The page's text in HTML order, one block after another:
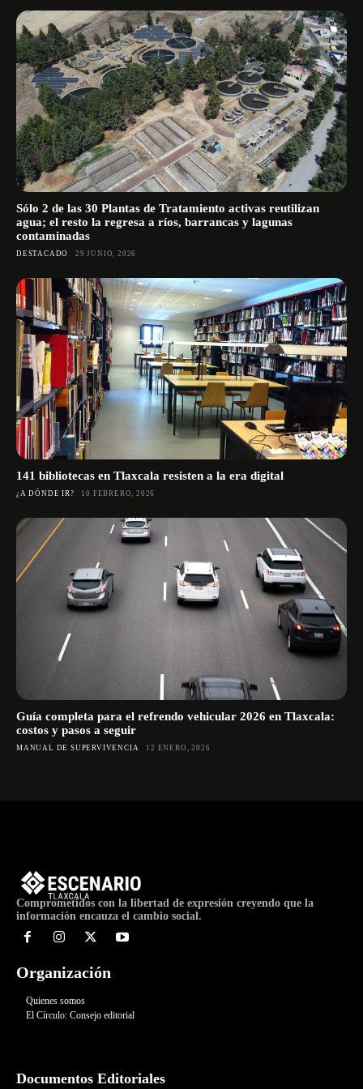
Sólo 2 de las 30 Plantas de Tratamiento activas reutilizan
agua; el resto la regresa a ríos, barrancas y lagunas
contaminadas
DESTACADO 29 JUNIO, 2026
141 bibliotecas en Tlaxcala resisten a la era digital
¿A DÓNDE IR? 10 FEBRERO, 2026
Guía completa para el refrendo vehicular 2026 en Tlaxcala:
costos y pasos a seguir
MANUAL DE SUPERVIVENCIA 12 ENERO, 2026
Comprometidos con la libertad de expresión creyendo que la
información encauza el cambio social.
Organización
Quienes somos
El Círculo: Consejo editorial
Documentos Editoriales